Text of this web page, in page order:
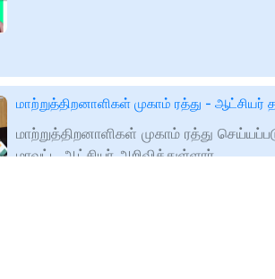
மாற்றுத்திறனாளிகள் முகாம் ரத்து - ஆட்சியர்
மாற்றுத்திறனாளிகள் முகாம் ரத்து
மாவட்ட ஆட்சியர் அறிவித்துள்ளார்